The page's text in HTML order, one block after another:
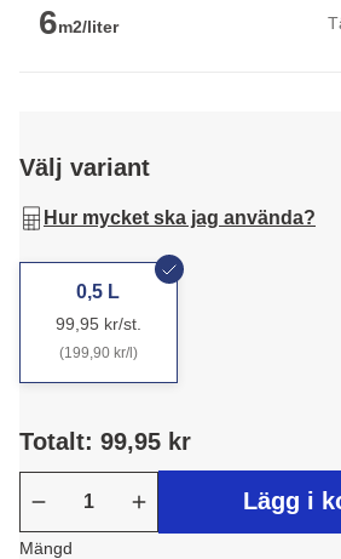
6m2/liter
Välj variant
Hur mycket ska jag använda?
0,5 L
99,95 kr/st.
(199,90 kr/l)
Totalt: 99,95 kr
Lägg i
Mängd